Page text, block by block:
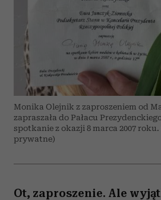
Monika Olejnik z zaproszeniem od
zapraszała do Pałacu
spotkanie z okazji 8 marca 2007
prywatne)
Ot, zaproszenie. Ale